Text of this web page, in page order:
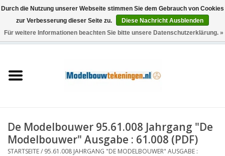
0 Artikel - €0,00
Schiffe
Holzbau
De Modelbouwer 95.61.008 Jahrgang "De
Modelbouwer" Ausgabe : 61.008 (PDF)
STARTSEITE/ 95.61.008 JAHRGANG "DE MODELBOUWER" AUSGABE :
Durch die Nutzung unserer Webseite stimmen Sie dem Gebrauch von Cookies
zur Verbesserung dieser Seite zu.
Diese Nachricht Ausblenden
Für weitere Informationen beachten Sie bitte unsere Datenschutzerklärung. »